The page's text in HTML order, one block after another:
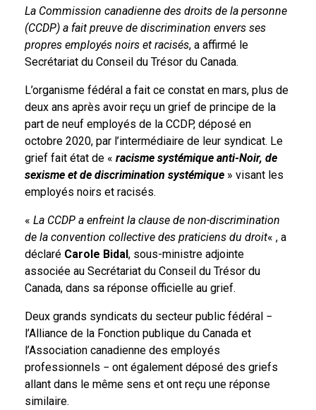
La Commission canadienne des droits de la personne
(CCDP) a fait preuve de discrimination envers ses
propres employés noirs et racisés, a affirmé le
Secrétariat du Conseil du Trésor du Canada.
L’organisme fédéral a fait ce constat en mars, plus de
deux ans après avoir reçu un grief de principe de la
part de neuf employés de la CCDP, déposé en
octobre 2020, par l’intermédiaire de leur syndicat. Le
grief fait état de « racisme systémique anti-Noir, de
sexisme et de discrimination systémique » visant les
employés noirs et racisés.
« La CCDP a enfreint la clause de non-discrimination
de la convention collective des praticiens du droit« , a
déclaré Carole Bidal , sous-ministre adjointe
associée au Secrétariat du Conseil du Trésor du
Canada, dans sa réponse officielle au grief.
Deux grands syndicats du secteur public fédéral −
l’Alliance de la Fonction publique du Canada et
l’Association canadienne des employés
professionnels − ont également déposé des griefs
allant dans le même sens et ont reçu une réponse
similaire.